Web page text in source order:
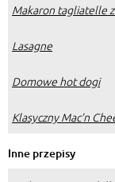
Makaron tagliatelle
Lasagne
Domowe hot dogi
Klasyczny Mac’n
Inne przepisy